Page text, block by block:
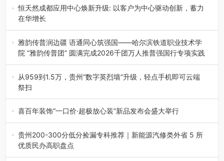
地”（贵州站）主题…
恒天然成都应用中心焕新升级: 以客户为中心驱动创新，蓄力
在华增长
融合全球研发实力与本土洞察，深化客户共创，赋能西南市
场创新发展 （7月27日，成…
雅韵传普润边疆 语通同心筑强国——哈尔滨铁道职业技术学
院 “雅韵传普团” 圆满完成2026千团万人推普强国行专项实践
为扎实推进2026“千团万人推普强国行”大学生暑期社会实
践，牢牢紧扣 “雅韵传普…
从959到1.5万，贵州“数字英烈墙”升级，轻点手机即可云端
祭扫
八一建军节到来之际，由贵州省退役军人事务厅指导，贵阳
市退役军人事务局联合贵州广电…
喜百年装饰“一口价·超极放心装”新品发布会盛大举行
2026年7月31日，喜百年装饰“一口价·超极放心装”新品发布
会在贵阳隆重举行。…
贵州200-300分低分捡漏专科推荐｜新能源汽修类外省 5 所
优质民办高职盘点
在贵州省高考志愿填报体系中，200至300分数段考生可选择